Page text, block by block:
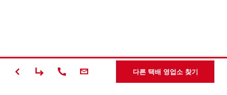
다른 택배 영업소 찾기